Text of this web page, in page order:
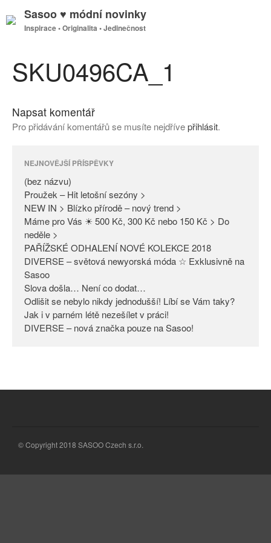
Proužek – Hit letošní sezóny >
Kč nebo 150 Kč > Do neděle >
PAŘÍŽSKÉ ODHALENÍ NOVÉ
KOLEKCE 2018
móda ☆ Exklusivně na Sasoo
Odlišit se nebylo nikdy
jednodušší! Líbí se Vám taky?
Jak i v parném létě nezešílet v
práci!
Sasoo ♥ módní novinky
Inspirace • Originalita • Jedinečnost
SKU0496CA_1
Napsat komentář
Pro přidávání komentářů se musíte nejdřívepřihlásit.
NEJNOVĚJŠÍ PŘÍSPĚVKY
(bez názvu)
Proužek – Hit letošní sezóny >
NEW IN > Blízko přírodě – nový trend >
Máme pro Vás ☀ 500 Kč, 300 Kč nebo 150 Kč > Do
neděle >
PAŘÍŽSKÉ ODHALENÍ NOVÉ KOLEKCE 2018
DIVERSE – světová newyorská móda ☆ Exklusivně na
Sasoo
Slova došla… Není co dodat…
Odlišit se nebylo nikdy jednodušší! Líbí se Vám taky?
Jak i v parném létě nezešílet v práci!
DIVERSE – nová značka pouze na Sasoo!
© Copyright 2018 SASOO Czech s.r.o.